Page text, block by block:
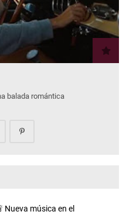
balada romántica
Nueva música en el